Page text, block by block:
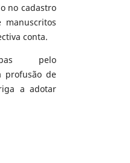
no cadastro
conta.
pelo
profusão de
a adotar